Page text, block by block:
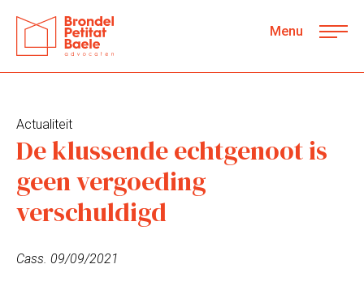
Menu
Actualiteit
De klussende echtgenoot is
geen vergoeding
verschuldigd
Cass. 09/09/2021